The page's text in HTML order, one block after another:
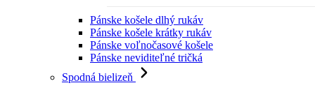
Pánske košele dlhý rukáv
Pánske košele krátky rukáv
Pánske voľnočasové košele
Pánske neviditeľné tričká
Spodná bielizeň